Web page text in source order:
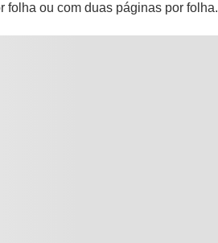
ou com duas páginas por folha.